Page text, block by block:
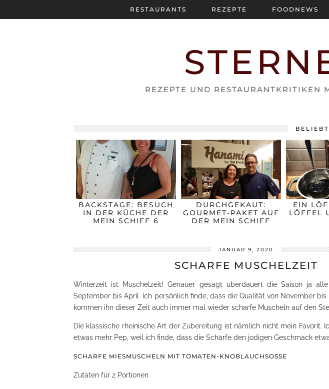
REZEPTE UND
RESTAURANTS REZEPTE FOODNEWS
BACKSTAGE: BESUCH
IN DER KÜCHE DER
MEIN SCHIFF 6
DURCHGEKAUT:
GOURMET-PAKET AUF
DER MEIN SCHIFF
EIN
LÖFFEL
JANUAR 9, 2020
SCHARFE MUSCHELZEIT
Winterzeit ist Muschelzeit! Genauer gesagt überdauert die Saison ja
September bis April. Ich persönlich finde, dass die Qualität von November
kommen ihn dieser Zeit auch immer mal wieder scharfe Muscheln auf den
Die klassische rheinische Art der Zubereitung ist nämlich nicht mein Favorit.
etwas mehr Pep, weil ich finde, dass die Schärfe den jodigen Geschmack
SCHARFE MIESMUSCHELN MIT TOMATEN-KNOBLAUCHSOSSE
Zutaten für 2 Portionen